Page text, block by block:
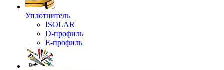
Уплотнитель
ISOLAR
D-профиль
Е-профиль